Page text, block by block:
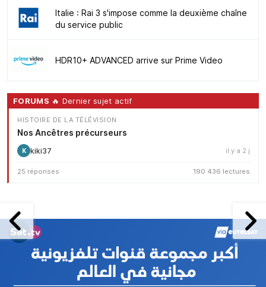
Italie : Rai 3 s'impose comme la deuxième chaîne
du service public
HDR10+ ADVANCED arrive sur Prime Video
FORUMS 🔥 Dernier sujet actif
HISTOIRE DE LA TÉLÉVISION
Nos Ancêtres précurseurs
K kiki37 il y a 2 j
25 réponses 190 436 lectures